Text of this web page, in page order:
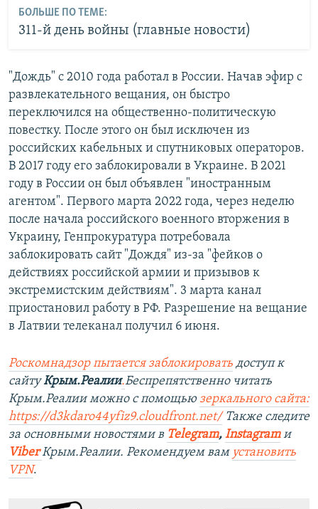
БОЛЬШЕ ПО ТЕМЕ:
311-й день войны (главные новости)
"Дождь" с 2010 года работал в России. Начав эфир с
развлекательного вещания, он быстро
переключился на общественно-политическую
повестку. После этого он был исключен из
российских кабельных и спутниковых операторов.
В 2017 году его заблокировали в Украине. В 2021
году в России он был объявлен "иностранным
агентом". Первого марта 2022 года, через неделю
после начала российского военного вторжения в
Украину, Генпрокуратура потребовала
заблокировать сайт "Дождя" из-за "фейков о
действиях российской армии и призывов к
экстремистским действиям". 3 марта канал
приостановил работу в РФ. Разрешение на вещание
в Латвии телеканал получил 6 июня.
Роскомнадзор пытается заблокировать доступ к
сайтуКрым.Реалии.Беспрепятственно читать
Крым.Реалии можно с помощью зеркального сайта:
https://d3kdaro44yfiz9.cloudfront.net/ Также следите
за основными новостями в Telegram, Instagramи
ViberКрым.Реалии. Рекомендуем вам установить
VPN.